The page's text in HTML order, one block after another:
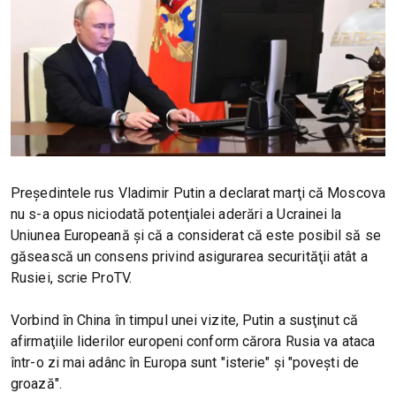
Preşedintele rus Vladimir Putin a declarat marţi că Moscova
nu s-a opus niciodată potenţialei aderări a Ucrainei la
Uniunea Europeană şi că a considerat că este posibil să se
găsească un consens privind asigurarea securităţii atât a
Rusiei, scrie ProTV.
Vorbind în China în timpul unei vizite, Putin a susţinut că
afirmaţiile liderilor europeni conform cărora Rusia va ataca
într-o zi mai adânc în Europa sunt "isterie" şi "poveşti de
groază".